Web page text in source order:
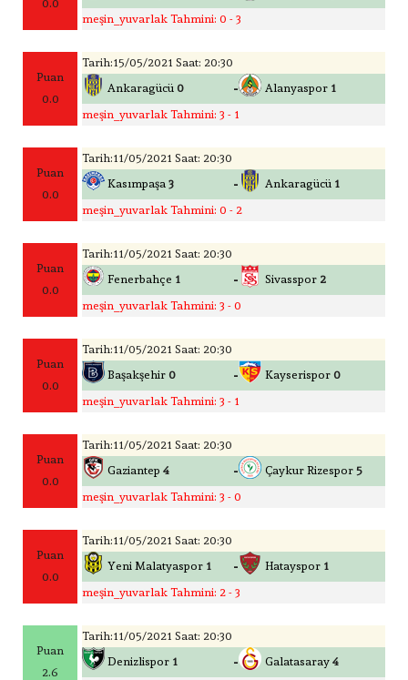
0.0
meşin_yuvarlak Tahmini: 0 - 3
Puan
0.0
Tarih:15/05/2021 Saat: 20:30
Ankaragücü 0 - Alanyaspor 1
meşin_yuvarlak Tahmini: 3 - 1
Puan
0.0
Tarih:11/05/2021 Saat: 20:30
Kasımpaşa 3 - Ankaragücü 1
meşin_yuvarlak Tahmini: 0 - 2
Puan
0.0
Tarih:11/05/2021 Saat: 20:30
Fenerbahçe 1 - Sivasspor 2
meşin_yuvarlak Tahmini: 3 - 0
Puan
0.0
Tarih:11/05/2021 Saat: 20:30
Başakşehir 0 - Kayserispor 0
meşin_yuvarlak Tahmini: 3 - 1
Puan
0.0
Tarih:11/05/2021 Saat: 20:30
Gaziantep 4 - Çaykur Rizespor 5
meşin_yuvarlak Tahmini: 3 - 0
Puan
0.0
Tarih:11/05/2021 Saat: 20:30
Yeni Malatyaspor 1 - Hatayspor 1
meşin_yuvarlak Tahmini: 2 - 3
Puan
2.6
Tarih:11/05/2021 Saat: 20:30
Denizlispor 1 - Galatasaray 4